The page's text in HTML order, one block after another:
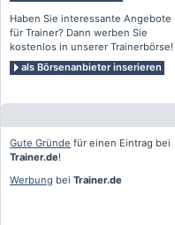
Haben Sie interessante Angebote
für Trainer? Dann werben Sie
kostenlos in unserer Trainerbörse!
als Börsenanbieter inserieren
Gute Gründe für einen Eintrag bei
Trainer.de!
Werbung bei Trainer.de